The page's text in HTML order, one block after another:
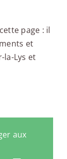
page : il
et
la-Lys et
aux